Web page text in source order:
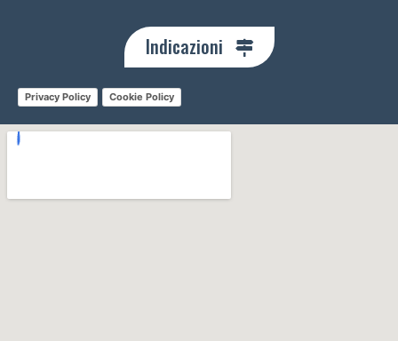
Indicazioni
Privacy Policy Cookie Policy